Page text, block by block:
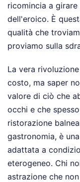
ricomincia a
dell'eroico. È
qualità che
proviamo sulla
La vera
costo, ma saper
valore di ciò che
occhi e che
ristorazione
gastronomia, è
adattata a
eterogeneo. Chi
astrazione che